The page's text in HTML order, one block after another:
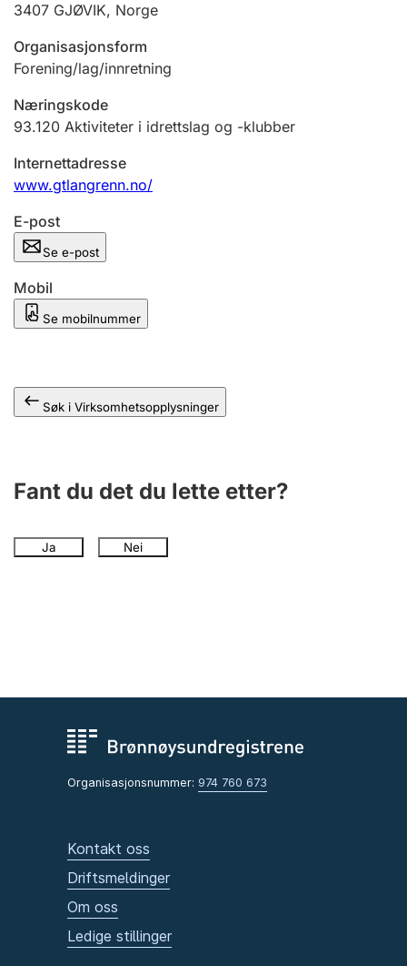
Ektepaktveileder
Andre tema
3407 GJØVIK, Norge
Organisasjonsform
Forening/lag/innretning
Næringskode
93.120 Aktiviteter i idrettslag og -klubber
Internettadresse
www.gtlangrenn.no/
E-post
Se e-post
Mobil
Se mobilnummer
Søk i Virksomhetsopplysninger
Fant du det du lette etter?
Ja Nei
Organisasjonsnummer: 974 760 673
Kontakt oss
Driftsmeldinger
Om oss
Ledige stillinger